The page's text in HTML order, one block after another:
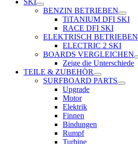
SKI
BENZIN BETRIEBEN
TiTANIUM DFI SKI
RACE DFI SKI
ELEKTRISCH BETRIEBEN
ELECTRIC 2 SKI
BOARDS VERGLEICHEN
Zeige die Unterschiede
TEILE & ZUBEHÖR
SURFBOARD PARTS
Upgrade
Motor
Elektrik
Finnen
Bindungen
Rumpf
Turbine